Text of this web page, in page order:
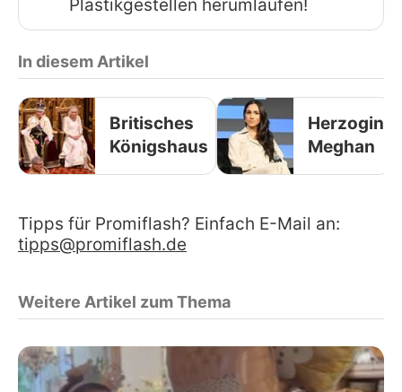
Plastikgestellen herumlaufen!
In diesem Artikel
Britisches
Königshaus
Herzogin
Meghan
Tipps für Promiflash? Einfach E-Mail an:
tipps@promiflash.de
Weitere Artikel zum Thema